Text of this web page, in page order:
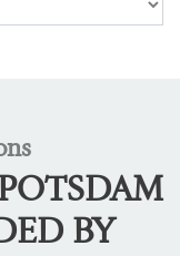
BY